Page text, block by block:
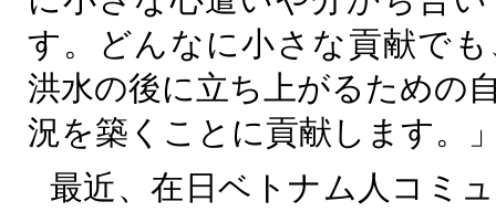
す。どんなに小さな貢献で
洪水の後に立ち上がるための
況を築くことに貢献します。
最近、在日ベトナム人コミ